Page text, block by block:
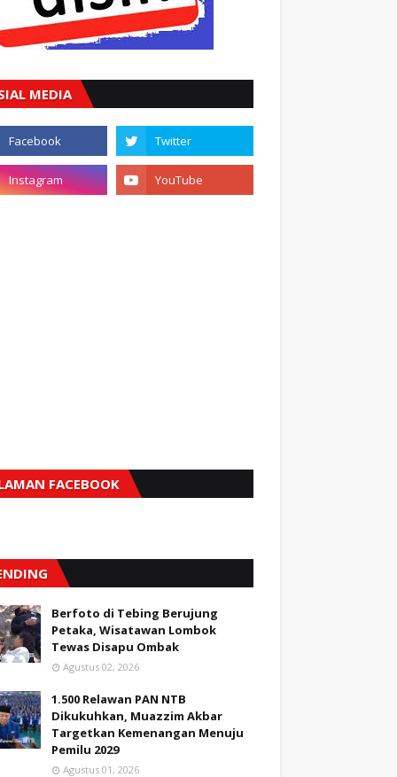
MEDIA
FACEBOOK
Berfoto di Tebing Berujung
Petaka, Wisatawan Lombok
Tewas Disapu Ombak
Agustus 02, 2026
1.500 Relawan PAN NTB
Dikukuhkan, Muazzim Akbar
Targetkan Kemenangan Menuju
Pemilu 2029
Agustus 01, 2026